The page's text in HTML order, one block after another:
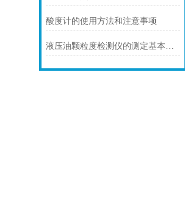
酸度计的使用方法和注意事项
液压油颗粒度检测仪的测定基本原理和性能特点